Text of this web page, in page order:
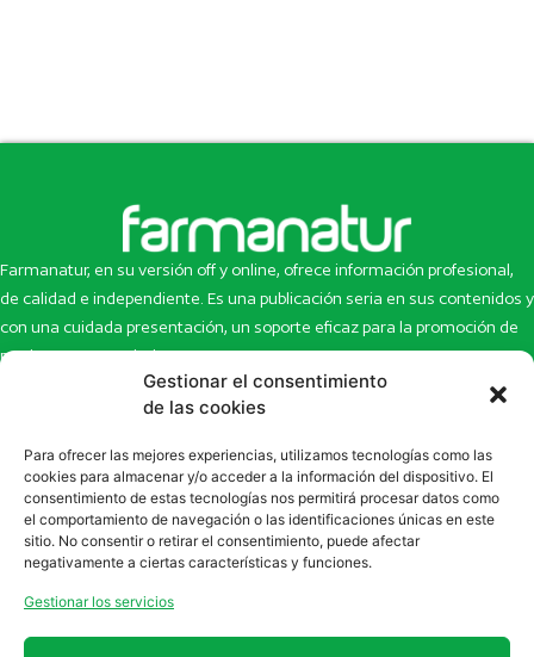
Gestionar el consentimiento
de las cookies
Para ofrecer las mejores experiencias, utilizamos tecnologías como las
cookies para almacenar y/o acceder a la información del dispositivo. El
consentimiento de estas tecnologías nos permitirá procesar datos como
el comportamiento de navegación o las identificaciones únicas en este
sitio. No consentir o retirar el consentimiento, puede afectar
negativamente a ciertas características y funciones.
Gestionar los servicios
Farmanatur, en su versión off y online, ofrece información profesional,
de calidad e independiente. Es una publicación seria en sus contenidos y
con una cuidada presentación, un soporte eficaz para la promoción de
productos y novedades.
Inicio
Newsletter
Eco Multimedia
Contacto
Artículos
Escaparate
Enlaces de interés
SUSCRÍBETE A NUESTRO NEWSLETTER
la sección deNewsletter